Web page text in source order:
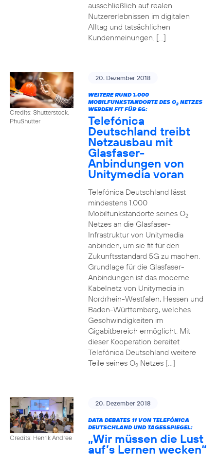
ausschließlich auf realen
Nutzererlebnissen im digitalen
Alltag und tatsächlichen
Kundenmeinungen. […]
Credits: Shutterstock,
PhuShutter
20. Dezember 2018
WEITERE RUND 1.000
MOBILFUNKSTANDORTE DES O2NETZES
WERDEN FIT FÜR 5G:
Telefónica
Deutschland treibt
Netzausbau mit
Glasfaser-
Anbindungen von
Unitymedia voran
Telefónica Deutschland lässt
mindestens 1.000
Mobilfunkstandorte seines O2
Netzes an die Glasfaser-
Infrastruktur von Unitymedia
anbinden, um sie fit für den
Zukunftsstandard 5G zu machen.
Grundlage für die Glasfaser-
Anbindungen ist das moderne
Kabelnetz von Unitymedia in
Nordrhein-Westfalen, Hessen und
Baden-Württemberg, welches
Geschwindigkeiten im
Gigabitbereich ermöglicht. Mit
dieser Kooperation bereitet
Telefónica Deutschland weitere
Teile seines O2Netzes […]
Credits: Henrik Andree
20. Dezember 2018
DATA DEBATES 11 VON TELEFÓNICA
DEUTSCHLAND UND TAGESSPIEGEL:
„Wir müssen die Lust
auf’s Lernen wecken“